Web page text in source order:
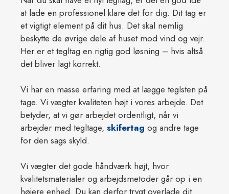
at lade en professionel klare det for dig. Dit tag er
et vigtigt element på dit hus. Det skal nemlig
beskytte de øvrige dele af huset mod vind og vejr.
Her er et tegltag en rigtig god løsning – hvis altså
det bliver lagt korrekt.​
Vi har en masse erfaring med at lægge teglsten på
tage. Vi vægter kvaliteten højt i vores arbejde. Det
betyder, at vi gør arbejdet ordentligt, når vi
arbejder med tegltage, skifertag og andre tage
for den sags skyld.​
Vi vægter det gode håndværk højt, hvor
kvalitetsmaterialer og arbejdsmetoder går op i en
højere enhed. Du kan derfor trygt overlade dit